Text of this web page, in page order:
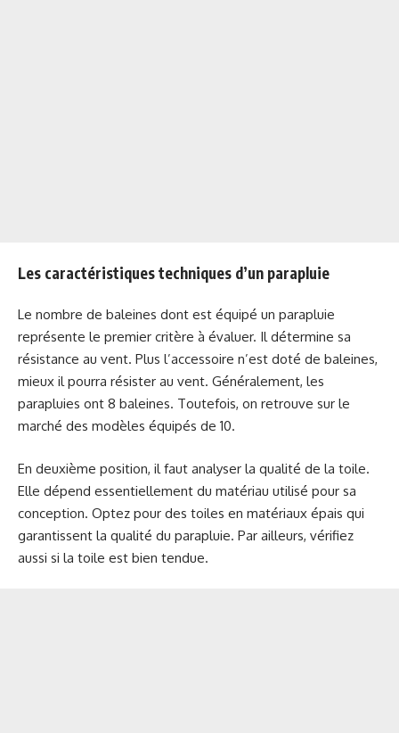
Les caractéristiques techniques d’un parapluie
Le nombre de baleines dont est équipé un parapluie
représente le premier critère à évaluer. Il détermine sa
résistance au vent. Plus l’accessoire n’est doté de baleines,
mieux il pourra résister au vent. Généralement, les
parapluies ont 8 baleines. Toutefois, on retrouve sur le
marché des modèles équipés de 10.
En deuxième position, il faut analyser la qualité de la toile.
Elle dépend essentiellement du matériau utilisé pour sa
conception. Optez pour des toiles en matériaux épais qui
garantissent la qualité du parapluie. Par ailleurs, vérifiez
aussi si la toile est bien tendue.